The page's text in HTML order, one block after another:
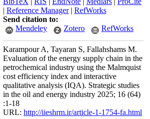
| Reference Manager| RefWorks
Send citation to:
Mendeley
Zotero RefWorks
Karampour A, Tayaran S, Fallahshams M.
Evaluation of the energy supply chain in the
petrochemical industry using the Malmquist
cost efficiency index and interactive
qualitative analysis (IQA). Strategic studies
in the oil and energy industry 2025; 16 (64)
:1-18
URL: http://iieshrm.ir/article-1-1754-fa.html